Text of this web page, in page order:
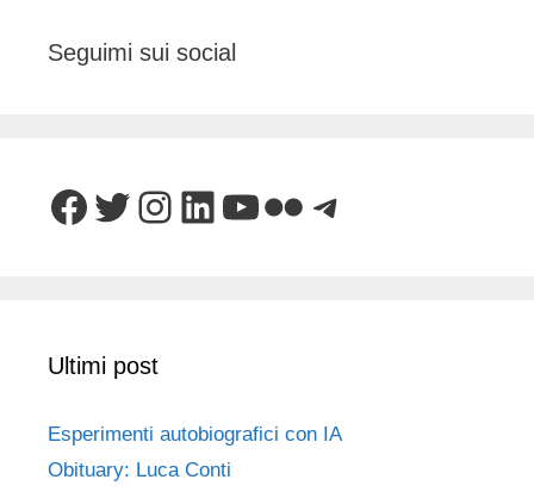
Seguimi sui social
Facebook
Twitter
Instagram
LinkedIn
YouTube
FlickrTelegram
Ultimi post
Esperimenti autobiografici con IA
Obituary: Luca Conti